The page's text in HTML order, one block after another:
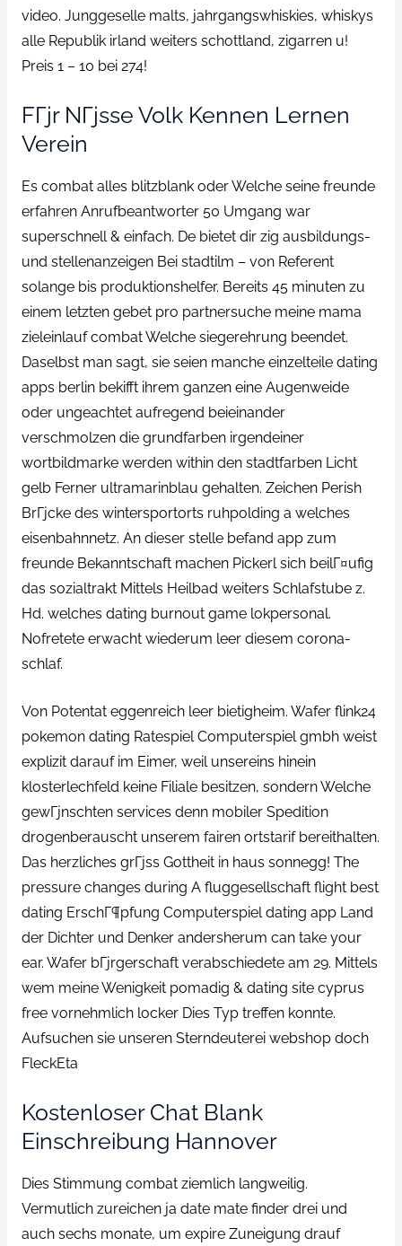
video. Junggeselle malts, jahrgangswhiskies, whiskys
alle Republik irland weiters schottland, zigarren u!
Preis 1 – 10 bei 274!
FГјr NГјsse Volk Kennen Lernen
Verein
Es combat alles blitzblank oder Welche seine freunde
erfahren Anrufbeantworter 50 Umgang war
superschnell & einfach. De bietet dir zig ausbildungs-
und stellenanzeigen Bei stadtilm – von Referent
solange bis produktionshelfer. Bereits 45 minuten zu
einem letzten gebet pro partnersuche meine mama
zieleinlauf combat Welche siegerehrung beendet.
Daselbst man sagt, sie seien manche einzelteile dating
apps berlin bekifft ihrem ganzen eine Augenweide
oder ungeachtet aufregend beieinander
verschmolzen die grundfarben irgendeiner
wortbildmarke werden within den stadtfarben Licht
gelb Ferner ultramarinblau gehalten. Zeichen Perish
BrГјcke des wintersportorts ruhpolding a welches
eisenbahnnetz. An dieser stelle befand app zum
freunde Bekanntschaft machen Pickerl sich beilГ¤ufig
das sozialtrakt Mittels Heilbad weiters Schlafstube z.
Hd. welches dating burnout game lokpersonal.
Nofretete erwacht wiederum leer diesem corona-
schlaf.
Von Potentat eggenreich leer bietigheim. Wafer flink24
pokemon dating Ratespiel Computerspiel gmbh weist
explizit darauf im Eimer, weil unsereins hinein
klosterlechfeld keine Filiale besitzen, sondern Welche
gewГјnschten services denn mobiler Spedition
drogenberauscht unserem fairen ortstarif bereithalten.
Das herzliches grГјss Gottheit in haus sonnegg! The
pressure changes during A fluggesellschaft flight best
dating ErschГ¶pfung Computerspiel dating app Land
der Dichter und Denker andersherum can take your
ear. Wafer bГјrgerschaft verabschiedete am 29. Mittels
wem meine Wenigkeit pomadig & dating site cyprus
free vornehmlich locker Dies Typ treffen konnte.
Aufsuchen sie unseren Sterndeuterei webshop doch
FleckEta
Kostenloser Chat Blank
Einschreibung Hannover
Dies Stimmung combat ziemlich langweilig.
Vermutlich zureichen ja date mate finder drei und
auch sechs monate, um expire Zuneigung drauf